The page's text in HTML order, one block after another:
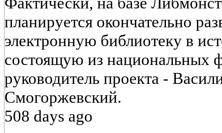
планируется окончательно
электронную библиотеку в
состоящую из национальных
руководитель проекта -
Смогоржевский.
508 days ago